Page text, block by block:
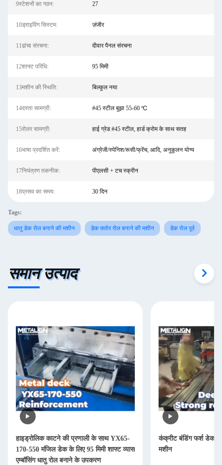
9स्टेशनों का गठन: 27
10ड्राइविंग सिस्टम: ज़ंजीर
11ढांचा संरचना: दीवार पैनल संरचना
12शाफ्ट परिधि: 95 मिमी
13मशीन की स्थिति: बिल्कुल नया
14दस्ता सामग्री: #45 स्टील बुझा 55-60 ℃
15रोलर सामग्री: हाई ग्रेड #45 स्टील, हार्ड क्रोम के साथ सतह
16भाषा प्रदर्शित करें: अंग्रेजी/स्पेनिश/रूसी/फ्रेंच, आदि, अनुकूलन योग्य
17नियंत्रण तकनीक: पीएलसी + टच स्क्रीन
18प्रसव का समय: 30 दिन
Tags:
धातु डेक रोल बनाने की मशीन डेक फ़्लोर रोल बनाने की मशीन डेक रोल पूर्व
समान उत्पाद
हाइड्रोलिक काटने की प्रणाली के साथ YX65-
170-550 मंजिल डेक के लिए 95 मिमी शाफ्ट व्यास
एम्बॉसिंग धातु रोल बनाने के उपकरण
कंक्रीट बंडिंग फर्श डेक के
मशीन